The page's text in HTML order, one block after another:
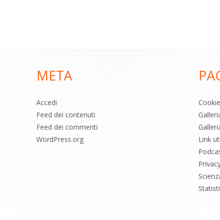
META
Accedi
Feed dei contenuti
Feed dei commenti
WordPress.org
Link